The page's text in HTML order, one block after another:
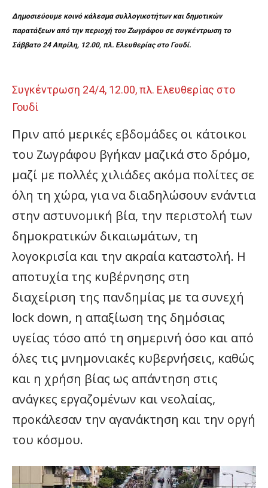
Δημοσιεύουμε κοινό κάλεσμα συλλογικοτήτων και δημοτικών
παρατάξεων από την περιοχή του Ζωγράφου σε συγκέντρωση το
Σάββατο 24 Απρίλη, 12.00, πλ. Ελευθερίας στο Γουδί.
Συγκέντρωση 24/4, 12.00, πλ. Ελευθερίας στο
Γουδί
Πριν από μερικές εβδομάδες οι κάτοικοι
του Ζωγράφου βγήκαν μαζικά στο δρόμο,
μαζί με πολλές χιλιάδες ακόμα πολίτες σε
όλη τη χώρα, για να διαδηλώσουν ενάντια
στην αστυνομική βία, την περιστολή των
δημοκρατικών δικαιωμάτων, τη
λογοκρισία και την ακραία καταστολή. Η
αποτυχία της κυβέρνησης στη
διαχείριση της πανδημίας με τα συνεχή
lock down, η απαξίωση της δημόσιας
υγείας τόσο από τη σημερινή όσο και από
όλες τις μνημονιακές κυβερνήσεις, καθώς
και η χρήση βίας ως απάντηση στις
ανάγκες εργαζομένων και νεολαίας,
προκάλεσαν την αγανάκτηση και την οργή
του κόσμου.